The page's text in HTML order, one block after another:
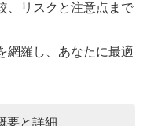
、リスクと注意点まで
網羅し、あなたに最適
要と詳細